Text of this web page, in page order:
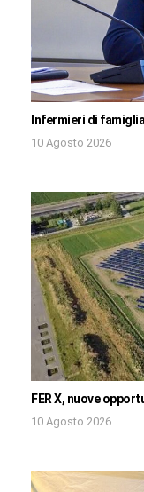
Infermieri di
10 Agosto 2026
FER X, nuove
10 Agosto 2026